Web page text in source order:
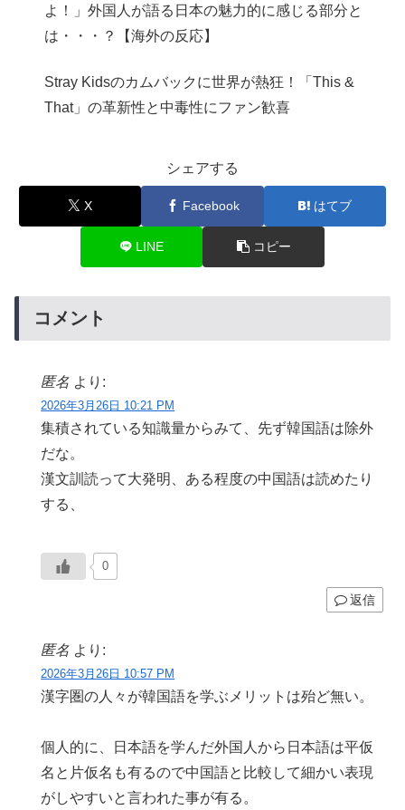
よ！」外国人が語る日本の魅力的に感じる部分と
は・・・？【海外の反応】
Stray Kidsのカムバックに世界が熱狂！「This &
That」の革新性と中毒性にファン歓喜
シェアする
X Facebook はてブ
LINE コピー
コメント
匿名 より:
2026年3月26日 10:21 PM
集積されている知識量からみて、先ず韓国語は除外
だな。
漢文訓読って大発明、ある程度の中国語は読めたり
する、
0
返信
匿名 より:
2026年3月26日 10:57 PM
漢字圏の人々が韓国語を学ぶメリットは殆ど無い。
個人的に、日本語を学んだ外国人から日本語は平仮
名と片仮名も有るので中国語と比較して細かい表現
がしやすいと言われた事が有る。